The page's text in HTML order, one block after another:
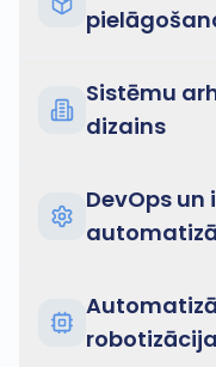
Sistēmu
dizains
DevOps